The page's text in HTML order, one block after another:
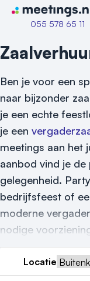
Naar home van
055 578 65 11
Vraag
Ben je voor een
naar bijzonder
je een echte
je een
meetings aan het
aanbod vind je
gelegenheid.
bedrijfsfeest of
moderne
nodige
Locatie